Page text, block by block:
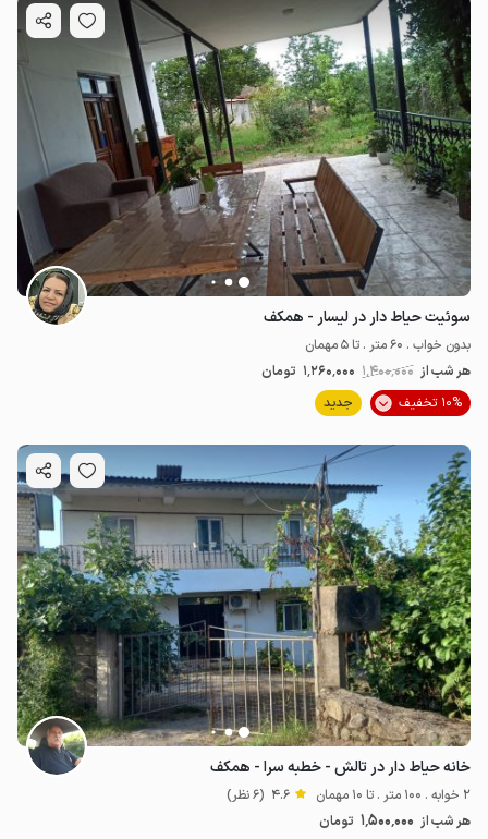
سوئیت حیاط دار در لیسار - همکف
بدون خواب . 60 متر . تا 5 مهمان
هر شب از 1٬400٬000 1٬260٬000 تومان
10% تخفیف
جدید
خانه حیاط دار در تالش - خطبه سرا - همکف
2 خوابه . 100 متر . تا 10 مهمان 4.6 (6 نظر)
هر شب از 1٬500٬000 تومان